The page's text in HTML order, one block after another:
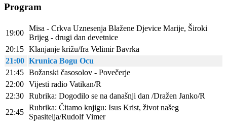
Program
19:00
Misa - Crkva Uznesenja Blažene Djevice Marije, Široki
Brijeg - drugi dan devetnice
20:15 Klanjanje križu/fra Velimir Bavrka
21:00 Krunica Bogu Ocu
21:45 Božanski časosolov - Povečerje
22:00 Vijesti radio Vatikan/R
22:30 Rubrika: Dogodilo se na današnji dan /Dražen Janko/R
22:45
Rubrika: Čitamo knjigu: Isus Krist, život našeg
Spasitelja/Rudolf Vimer